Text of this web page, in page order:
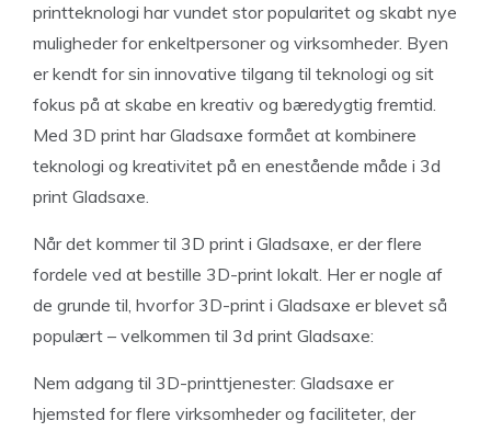
printteknologi har vundet stor popularitet og skabt nye
muligheder for enkeltpersoner og virksomheder. Byen
er kendt for sin innovative tilgang til teknologi og sit
fokus på at skabe en kreativ og bæredygtig fremtid.
Med 3D print har Gladsaxe formået at kombinere
teknologi og kreativitet på en enestående måde i 3d
print Gladsaxe.
Når det kommer til 3D print i Gladsaxe, er der flere
fordele ved at bestille 3D-print lokalt. Her er nogle af
de grunde til, hvorfor 3D-print i Gladsaxe er blevet så
populært – velkommen til 3d print Gladsaxe:
Nem adgang til 3D-printtjenester: Gladsaxe er
hjemsted for flere virksomheder og faciliteter, der